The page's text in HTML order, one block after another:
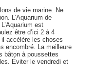
de vie marine. Ne
L’Aquarium de
est
être d’ici 2 à 4
il accélère les choses
encombré. La meilleure
bâton à poussettes
Éviter le vendredi et